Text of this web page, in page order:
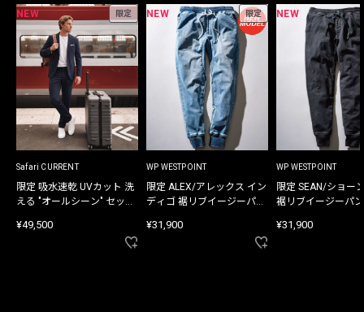
NEW 限定
Safari CURRENT
限定 吸水速乾 UVカット 洗
える "オールシーン" セット
¥49,500
NEW 限定
WP WESTPOINT
限定 ALEX/アレックス イン
ディゴ 裾リブイージーパン
¥31,900
NEW
WP WESTPOINT
限定 SEAN/ショー
裾リブイージーパ
¥31,900